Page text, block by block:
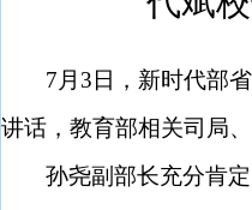
7月3日，新时代部
讲话，教育部相关司局
孙尧副部长充分肯